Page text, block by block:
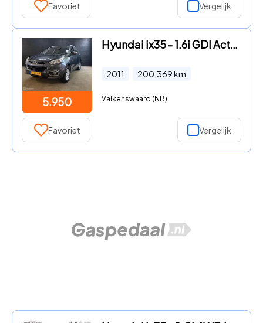
Favoriet Vergelijk
5.950
Hyundai ix35 - 1.6i GDI Active LEDER TREKHAAK CAMERA CRUISE
2011 200.369km
Valkenswaard (NB)
Favoriet Vergelijk